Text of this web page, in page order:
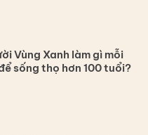
Vùng Xanh làm gì mỗi
sống thọ hơn 100 tuổi?